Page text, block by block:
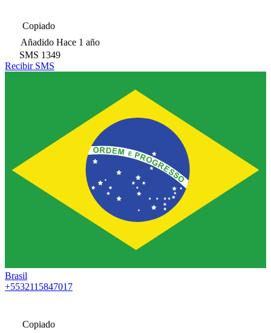
Copiado
Añadido Hace 1 año
SMS 1349
Recibir SMS
Brasil
+5532115847017
Copiado